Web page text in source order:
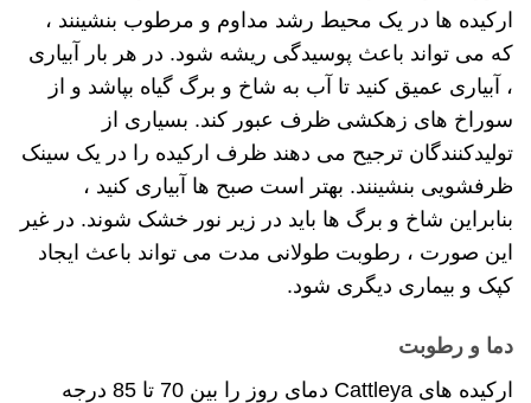
ارکیده ها در یک محیط رشد مداوم و مرطوب بنشینند ،
که می تواند باعث پوسیدگی ریشه شود. در هر بار آبیاری
، آبیاری عمیق کنید تا آب به شاخ و برگ گیاه بپاشد و از
سوراخ های زهکشی ظرف عبور کند. بسیاری از
تولیدکنندگان ترجیح می دهند ظرف ارکیده را در یک سینک
ظرفشویی بنشینند. بهتر است صبح ها آبیاری کنید ،
بنابراین شاخ و برگ ها باید در زیر نور خشک شوند. در غیر
این صورت ، رطوبت طولانی مدت می تواند باعث ایجاد
کپک و بیماری دیگری شود.
دما و رطوبت
ارکیده های Cattleya دمای روز را بین 70 تا 85 درجه